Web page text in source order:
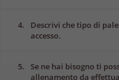
4.
Descrivi che tipo di
accesso.
5.
Se ne hai bisogno ti
allenamento da